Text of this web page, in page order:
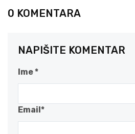
0 KOMENTARA
NAPIŠITE KOMENTAR
Ime *
Email*